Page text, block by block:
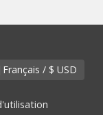
Français / $ USD